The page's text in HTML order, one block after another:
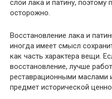
слои лака и патину, поэтому
осторожно.
Восстановление лака и
иногда имеет смысл
как часть характера вещи.
восстановление, лучше
реставрационными маслами
предмет исторической